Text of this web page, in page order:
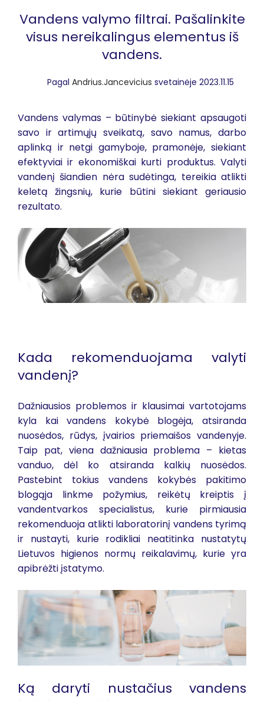
Vandens valymo filtrai. Pašalinkite
visus nereikalingus elementus iš
vandens.
Pagal Andrius.Jancevicius svetainėje 2023.11.15
Vandens valymas – būtinybė siekiant apsaugoti
savo ir artimųjų sveikatą, savo namus, darbo
aplinką ir netgi gamyboje, pramonėje, siekiant
efektyviai ir ekonomiškai kurti produktus. Valyti
vandenį šiandien nėra sudėtinga, tereikia atlikti
keletą žingsnių, kurie būtini siekiant geriausio
rezultato.
Kada rekomenduojama valyti
vandenį?
Dažniausios problemos ir klausimai vartotojams
kyla kai vandens kokybė blogėja, atsiranda
nuosėdos, rūdys, įvairios priemaišos vandenyje.
Taip pat, viena dažniausia problema – kietas
vanduo, dėl ko atsiranda kalkių nuosėdos.
Pastebint tokius vandens kokybės pakitimo
blogąja linkme požymius, reikėtų kreiptis į
vandentvarkos specialistus, kurie pirmiausia
rekomenduoja atlikti laboratorinį vandens tyrimą
ir nustayti, kurie rodikliai neatitinka nustatytų
Lietuvos higienos normų reikalavimų, kurie yra
apibrėžti įstatymo.
Ką daryti nustačius vandens